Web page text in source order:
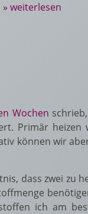
» weiterlesen
Wochen
Primär
können wir
dass zwei zu
ich am